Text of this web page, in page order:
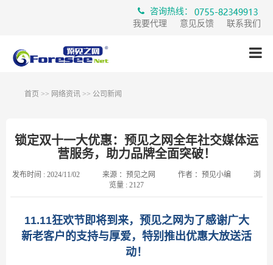
咨询热线：
我要代理
意见反馈 联系我们
首页 >> 网络资讯 >> 公司新闻
锁定双十一大优惠：预见之网全年社交媒体运
营服务，助力品牌全面突破！
发布时间 : 2024/11/02 来源 ： 预见之网 作者 ： 预见小编
浏
览量 : 2127
11.11狂欢节即将到来，预见之网为了感谢广大
新老客户的支持与厚爱，特别推出优惠大放送活
动！